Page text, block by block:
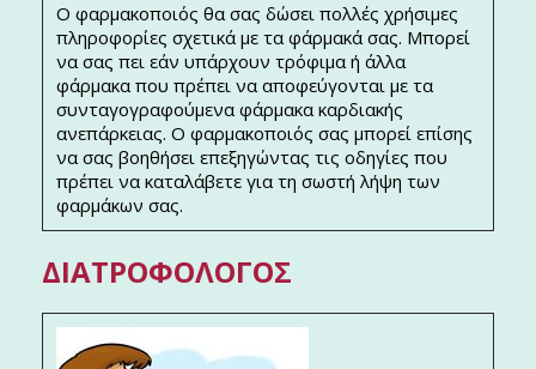
Ο φαρμακοποιός θα σας δώσει πολλές χρήσιμες
πληροφορίες σχετικά με τα φάρμακά σας. Μπορεί
να σας πει εάν υπάρχουν τρόφιμα ή άλλα
φάρμακα που πρέπει να αποφεύγονται με τα
συνταγογραφούμενα φάρμακα καρδιακής
ανεπάρκειας. Ο φαρμακοποιός σας μπορεί επίσης
να σας βοηθήσει επεξηγώντας τις οδηγίες που
πρέπει να καταλάβετε για τη σωστή λήψη των
φαρμάκων σας.
ΔΙΑΤΡΟΦΟΛΌΓΟΣ